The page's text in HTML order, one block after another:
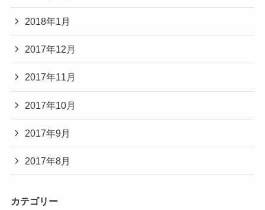
2018年1月
2017年12月
2017年11月
2017年10月
2017年9月
2017年8月
カテゴリー